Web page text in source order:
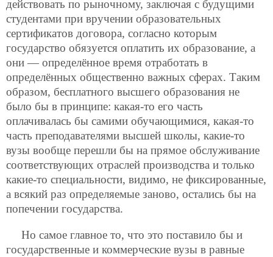
действовать по рыночному, заключая с будущими
студентами при вручении образовательных
сертификатов договора, согласно которым
государство обязуется оплатить их образование, а
они — определённое время отработать в
определённых общественно важных сферах. Таким
образом, бесплатного высшего образования не
было бы в принципе: какая-то его часть
оплачивалась бы самими обучающимися, какая-то
часть преподавателями высшей школы, какие-то
вузы вообще перешли бы на прямое обслуживание
соответствующих отраслей производства и только
какие-то специальности, видимо, не фиксированные,
а всякий раз определяемые заново, остались бы на
попечении государства.
Но самое главное то, что это поставило бы и
государственные и коммерческие вузы в равные